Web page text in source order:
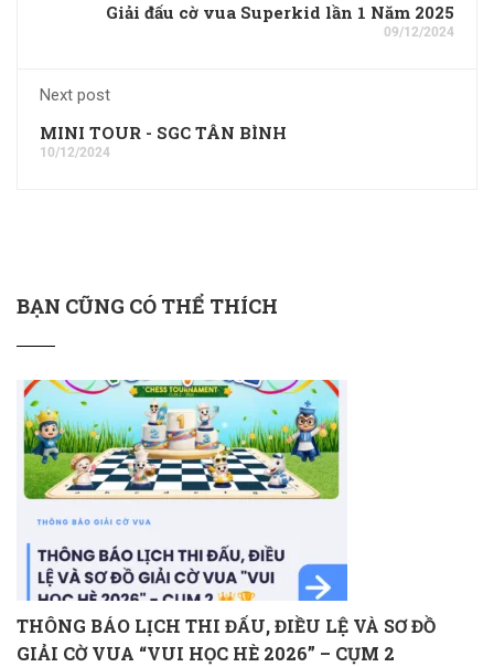
Giải đấu cờ vua Superkid lần 1 Năm 2025
09/12/2024
Next post
MINI TOUR - SGC TÂN BÌNH
10/12/2024
BẠN CŨNG CÓ THỂ THÍCH
THÔNG BÁO LỊCH THI ĐẤU, ĐIỀU LỆ VÀ SƠ ĐỒ
GIẢI CỜ VUA “VUI HỌC HÈ 2026” – CỤM 2